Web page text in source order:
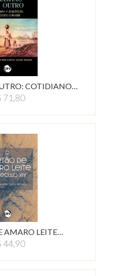
COTIDIANO…
71,80
AMARO LEITE…
44,90